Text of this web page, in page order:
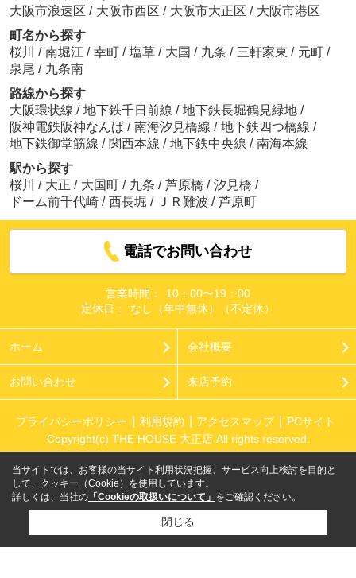
大阪市浪速区 / 大阪市西区 / 大阪市大正区 / 大阪市港区
町名から探す
桜川 / 南堀江 / 幸町 / 塩草 / 大国 / 九条 / 三軒家東 / 元町 /
泉尾 / 九条南
路線から探す
大阪環状線 / 地下鉄千日前線 / 地下鉄長堀鶴見緑地 /
阪神電鉄阪神なんば / 南海汐見橋線 / 地下鉄四つ橋線 /
地下鉄御堂筋線 / 関西本線 / 地下鉄中央線 / 南海本線
駅から探す
桜川
/ 大正 / 大国町 / 九条 / 芦原橋 / 汐見橋 /
ドーム前千代崎 / 西長堀 / ＪＲ難波 / 芦原町
電話でお問い合わせ
営業時間：
10：00〜19：00
定休日：
なし（年中無休）（不定休）
ホーム 会社概要
お問い合わせ 来店予約
プライバシーポリシー 利用規約 アクセスマップ
PCサイト
Copyright(c) THE HOUSE 大正店 All rights reserved.
当サイトでは、お客様の当サイト利用状況把握、サービス向上検討を目的と
して、クッキー（Cookie）を使用しています。
詳しくは、当社の 「Cookieの取扱いについて」 をご確認ください。
閉じる